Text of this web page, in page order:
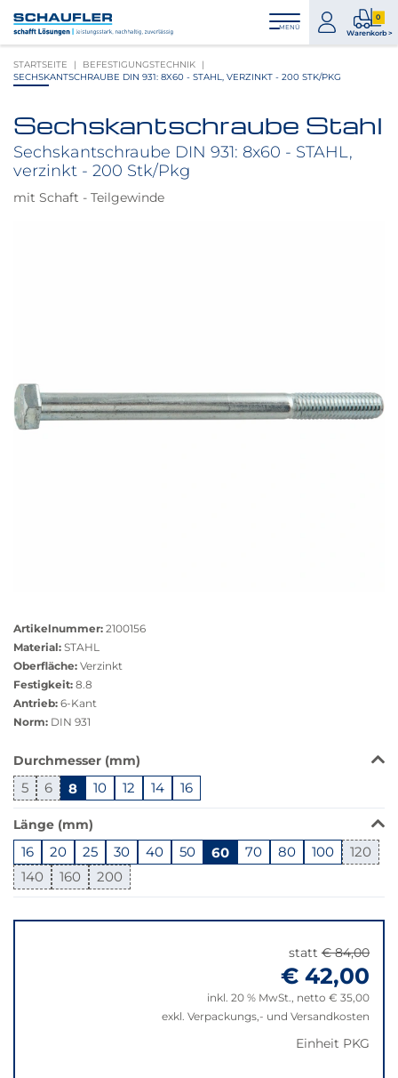
Inhalt
Hauptnavigation
Footernavigation
Logo
Schaufler
verlinkt
zur
MENÜ
zum
Konto
0
Warenkorb >
0
STARTSEITE
BEFESTIGUNGSTECHNIK
SECHSKANTSCHRAUBE DIN 931: 8X60 - STAHL, VERZINKT - 200 STK/PKG
Produktbilder
Sechskantschraube Stahl
Sechskantschraube DIN 931: 8x60 - STAHL,
verzinkt - 200 Stk/Pkg
mit Schaft - Teilgewinde
anzeigen
Artikelnummer: 2100156
Material: STAHL
Oberfläche: Verzinkt
Festigkeit: 8.8
Antrieb: 6-Kant
Norm: DIN 931
Das
ist
in
dieser
Variante
nicht
verfügbar.
Bei
Klick
Durchmesser (mm)
5 6 8 10 12 14 16
Länge (mm)
16 20 25 30 40 50 60 70 80 100
120
140
160 200
zu
statt € 84,00
€ 42,00
inkl. 20 % MwSt., netto € 35,00
exkl. Verpackungs,- und Versandkosten
Einheit PKG